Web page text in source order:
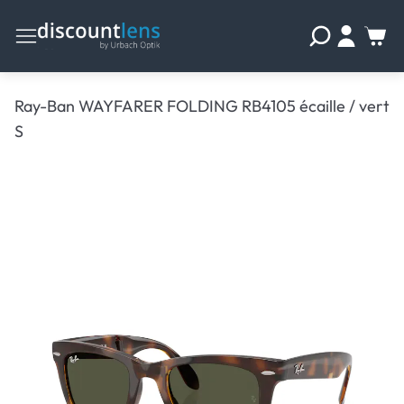
Ray-Ban WAYFARER FOLDING RB4105 écaille / vert
S